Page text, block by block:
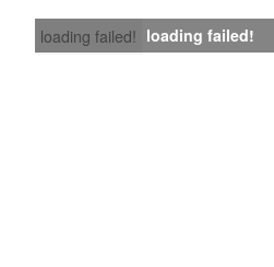
loading failed! loading failed!